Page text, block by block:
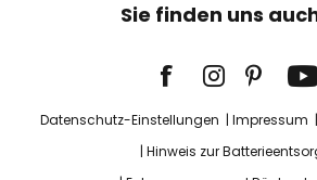
Sie finden uns
Datenschutz-Einstellungen Impressum
Hinweis zur